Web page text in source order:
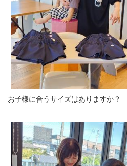
お子様に合うサイズはありますか？